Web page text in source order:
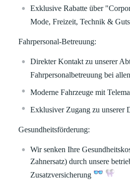
Exklusive Rabatte über
Mode, Freizeit, Technik &
Fahrpersonal-Betreuung:
Direkter Kontakt zu unserer
Fahrpersonalbetreuung bei
Moderne Fahrzeuge mit
Exklusiver Zugang zu unserer
Gesundheitsförderung:
Wir senken Ihre
Zahnersatz) durch unsere
Zusatzversicherung